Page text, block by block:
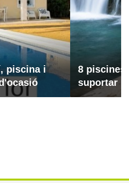
piscina i
8 piscines
suportar